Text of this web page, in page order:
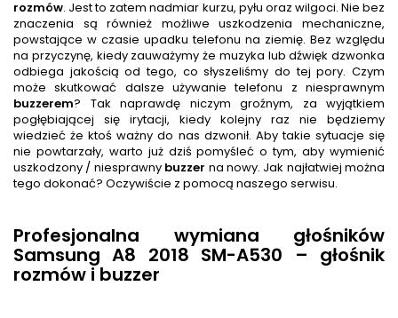
rozmów. Jest to zatem nadmiar kurzu, pyłu oraz wilgoci. Nie bez
znaczenia są również możliwe uszkodzenia mechaniczne,
powstające w czasie upadku telefonu na ziemię. Bez względu
na przyczynę, kiedy zauważymy że muzyka lub dźwięk dzwonka
odbiega jakością od tego, co słyszeliśmy do tej pory. Czym
może skutkować dalsze używanie telefonu z niesprawnym
buzzerem? Tak naprawdę niczym groźnym, za wyjątkiem
pogłębiającej się irytacji, kiedy kolejny raz nie będziemy
wiedzieć że ktoś ważny do nas dzwonił. Aby takie sytuacje się
nie powtarzały, warto już dziś pomyśleć o tym, aby wymienić
uszkodzony / niesprawny buzzer na nowy. Jak najłatwiej można
tego dokonać? Oczywiście z pomocą naszego serwisu.
Profesjonalna wymiana głośników
Samsung A8 2018 SM-A530 – głośnik
rozmów i buzzer